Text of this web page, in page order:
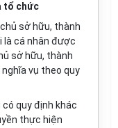
tổ chức
sở hữu, thành
là cá nhân được
sở hữu, thành
vụ theo quy
quy định khác
thực hiện